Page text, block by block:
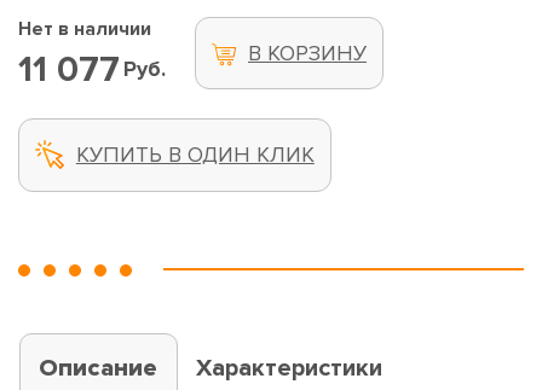
Нет в наличии
11 077 Руб.
В КОРЗИНУ
КУПИТЬ В ОДИН КЛИК
Описание
Характеристики